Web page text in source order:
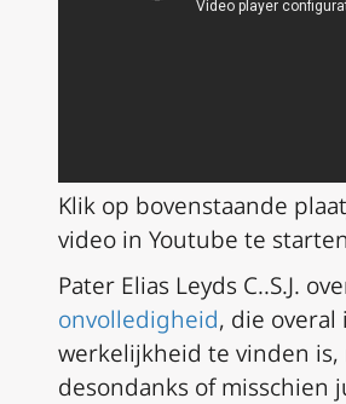
Klik op bovenstaande
video in Youtube te starten
Pater Elias Leyds C..S.J.
onvolledigheid, die overal
werkelijkheid te vinden is,
desondanks of misschien